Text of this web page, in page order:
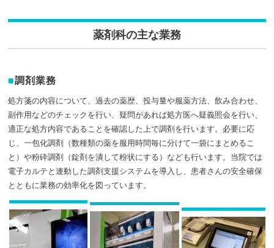
薬剤科の主な業務
調剤業務
処方箋の内容について、過去の薬歴、投与量や服薬方法、飲み合わせ、
副作用などのチェックを行い、疑問があれば処方医へ疑義照会を行い、
適正な処方内容であることを確認した上で調剤を行います。必要に応
じ、一包化調剤（数種類の薬を服用時間毎に分けて一袋にまとめるこ
と）や粉砕調剤（錠剤を潰して粉状にする）なども行います。当院では
電子カルテと連動した調剤支援システムを導入し、患者さんの安全確保
とともに業務の効率化を図っています。